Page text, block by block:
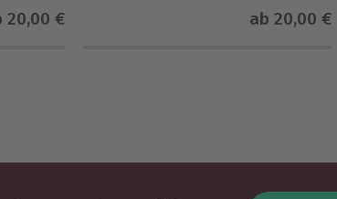
20,00 € ab 20,00 €